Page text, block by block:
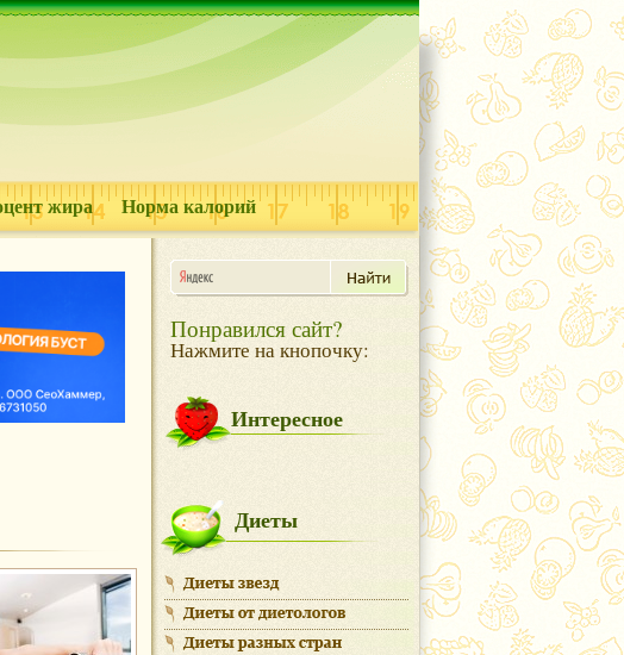
жира Норма калорий
Понравился сайт?
Нажмите на кнопочку:
Интересное
Диеты